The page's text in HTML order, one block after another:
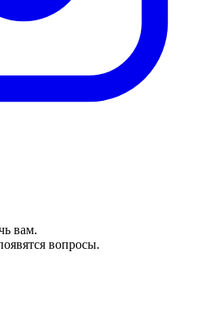
вам.
вопросы.